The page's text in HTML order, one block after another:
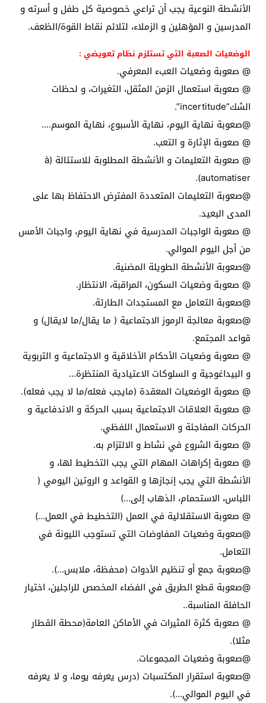
الأنشطة النوعية يجب أن تراعي خصوصية كل طفل و أسرته و
المدرسين و المؤهلين و الزملاء، لتلائم نقاط القوة/الظعف.
الوضعيات الصعبة التي تستلزم نظام تعويضي :
@ صعوبة وضعيات العبء المعرفي.
@ صعوبة استعمال الزمن المثقل، التغيرات، و لحظات
الشك”incertitude”.
@صعوبة نهاية اليوم، نهاية الأسبوع، نهاية الموسم….
@ صعوبة الإثارة و التعب.
@ صعوبة التعليمات و الأنشطة المطلوبة للاستئالة (à
automatiser).
@صعوبة التعليمات المتعددة المفترض الاحتفاظ بها على
المدى البعيد.
@ صعوبة الواجبات المدرسية في نهاية اليوم، واجبات الأمس
من أجل اليوم الموالي.
@صعوبة الأنشطة الطويلة المضنية.
@ صعوبة وضعيات السكون، المراقبة، الانتظار.
@صعوبة التعامل مع المستجدات الطارئة.
@صعوبة معالجة الرموز الاجتماعية ( ما يقال/ما لايقال) و
قواعد المجتمع.
@ صعوبة وضعيات الأحكام الأخلاقية و الاجتماعية و التربوية
و البيداغوجية و السلوكات الاعتيادية المنتظرة…
@ صعوبة الوضعيات المعقدة (مايجب فعله/ما لا يجب فعله).
@ صعوبة العلاقات الاجتماعية بسبب الحركة و الاندفاعية و
الحركات المفاجئة و الاستعمال اللفظي.
@ صعوبة الشروع في نشاط و الالتزام به.
@ صعوبة إكراهات المهام التي يجب التخطيط لها، و
الأنشطة التي يجب إنجازها و القواعد و الروتين اليومي (
اللباس، الاستحمام، الذهاب إلى…)
@ صعوبة الاستقلالية في العمل (التخطيط في العمل…)
@صعوبة وضعيات المفاوضات التي تستوجب الليونة في
التعامل.
@صعوبة جمع أو تنظيم الأدوات (محفظة، ملابس…).
@صعوبة قطع الطريق في الفضاء المخصص للراجلين، اختيار
الحافلة المناسبة..
@ صعوبة كثرة المثيرات في الأماكن العامة(محطة القطار
مثلا).
@صعوبة وضعيات المجموعات.
@صعوبة استقرار المكتسبات (درس يعرفه يوما، و لا يعرفه
في اليوم الموالي…).